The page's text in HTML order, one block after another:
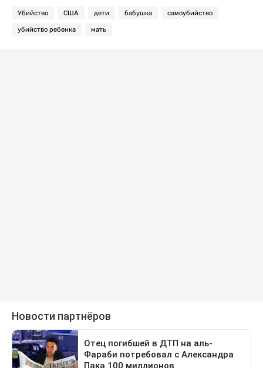
Убийство США дети бабушка самоубийство
убийство ребенка мать